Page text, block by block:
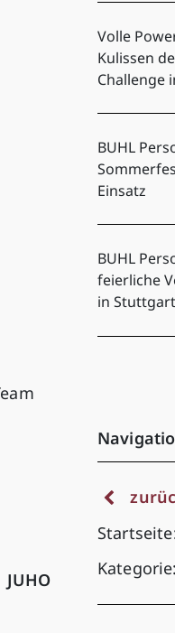
JUHO
Volle
Kulissen
Challenge
BUHL
Einsatz
BUHL
feierliche
in Stuttgart
Kategorie: